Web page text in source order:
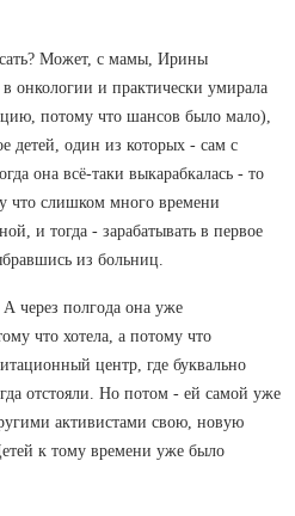
Может, с мамы, Ирины
онкологии и практически умирала
потому что шансов было мало),
детей, один из которых - сам с
она всё-таки выкарабкалась - то
что слишком много времени
и тогда - зарабатывать в первое
из больниц.
через полгода она уже
что хотела, а потому что
центр, где буквально
отстояли. Но потом - ей самой уже
активистами свою, новую
к тому времени уже было